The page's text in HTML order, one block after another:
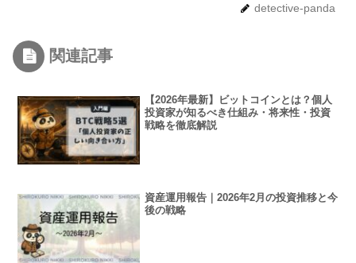
detective-panda
関連記事
【2026年最新】ビットコインとは？個人
投資家が知るべき仕組み・将来性・投資
戦略を徹底解説
資産運用報告｜2026年2月の投資推移と今
後の戦略